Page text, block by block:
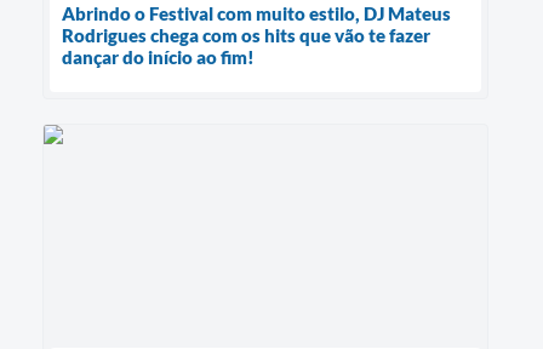
Abrindo o Festival com muito estilo, DJ Mateus
Rodrigues chega com os hits que vão te fazer
dançar do início ao fim!